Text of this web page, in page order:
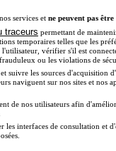
alternance
services et ne peuvent pas être
traceurs permettant de
temporaires telles que les
vérifier s'il est
ou les violations de
suivre les sources d'acquisition
naviguent sur nos sites et nos
de nos utilisateurs afin
les interfaces de consultation et